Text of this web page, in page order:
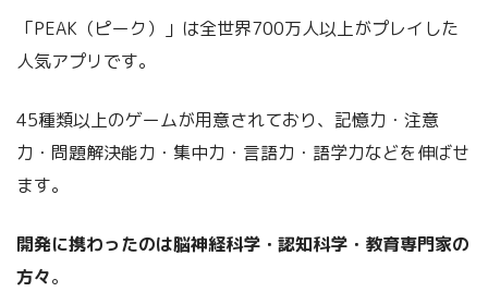
「PEAK（ピーク）」は全世界700万人以上がプレイした
人気アプリです。
45種類以上のゲームが用意されており、記憶力・注意
力・問題解決能力・集中力・言語力・語学力などを伸ばせ
ます。
開発に携わったのは脳神経科学・認知科学・教育専門家の
方々。